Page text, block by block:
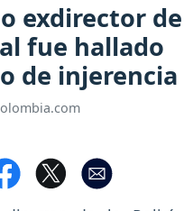
exdirector de
fue hallado
de injerencia